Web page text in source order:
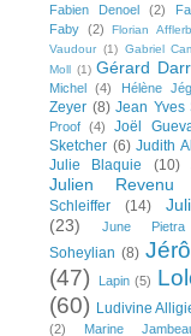
Fabien Denoel
(2)
Faby (2) Florian
Vaudour (1) Gabriel
Moll (1) Gérard
Michel
(4) Hélène
Zeyer (8) Jean Yves
Proof
(4) Joël
Sketcher (6) Judith
Julie Blaquie
(10)
Julien Revenu
Schleiffer
(14)
(23)
June Pietra
Soheylian (8)
(47)
Lapin (5)
(60) Ludivine
(2)
Marine